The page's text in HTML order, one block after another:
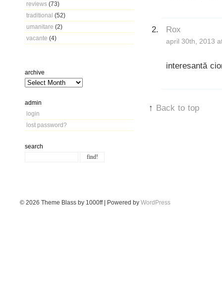
reviews (73)
traditional (52)
umanitare (2)
vacante (4)
archive
admin
login
lost password?
search
Rox
april 30th, 2013
interesantă
↑ Back to top
© 2026 Theme Blass by 1000ff | Powered by WordPress